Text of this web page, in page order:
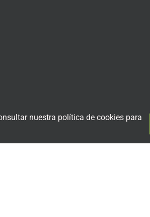
nuestra política de cookies para